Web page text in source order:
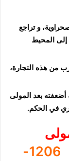
و تراجع
إلى المحيط
من هذه التجارة،
بعد المولى
في الحكم.
1206-